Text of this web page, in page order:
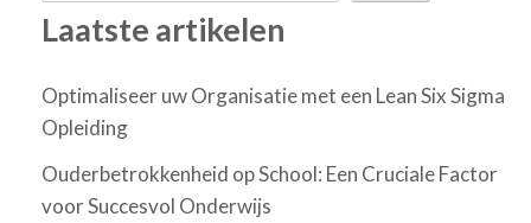
Laatste artikelen
Optimaliseer uw Organisatie met een Lean Six Sigma
Opleiding
Ouderbetrokkenheid op School: Een Cruciale Factor
voor Succesvol Onderwijs